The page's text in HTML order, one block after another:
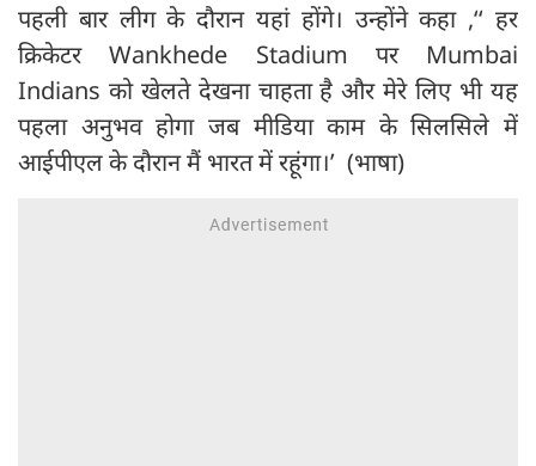
पहली बार लीग के दौरान यहां होंगे। उन्होंने कहा ,‘‘ हर
क्रिकेटर Wankhede Stadium पर Mumbai
Indians को खेलते देखना चाहता है और मेरे लिए भी यह
पहला अनुभव होगा जब मीडिया काम के सिलसिले में
आईपीएल के दौरान मैं भारत में रहूंगा।’ (भाषा)